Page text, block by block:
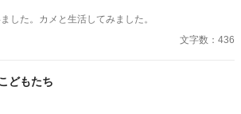
した。カメと生活してみました。
文字数：436
どもたち